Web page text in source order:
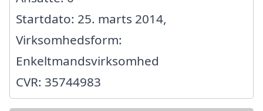
Startdato: 25. marts 2014,
Virksomhedsform:
Enkeltmandsvirksomhed
CVR: 35744983